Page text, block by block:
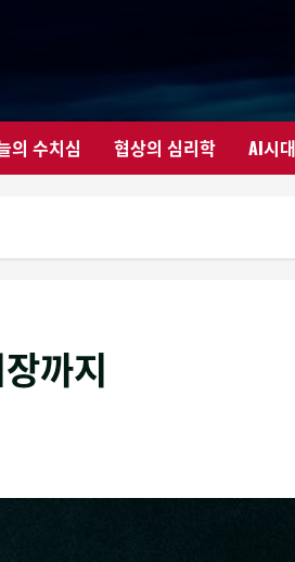
의 수치심 협상의 심리학 AI시대
까지